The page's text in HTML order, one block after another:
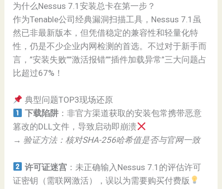
为什么Nessus 7.1安装总卡在第一步？
作为Tenable公司经典漏洞扫描工具，Nessus 7.1虽
然已非最新版本，但凭借稳定的兼容性和轻量化特
性，仍是不少企业内网检测的首选。不过对于新手而
言，”安装失败””激活报错””插件加载异常”三大问题占
比超过67%！
典型问题TOP3现场还原
下载陷阱：非官方渠道获取的安装包常携带恶意
篡改的DLL文件，导致启动即崩溃
→ 验证方法：核对SHA-256哈希值是否与官网一致
许可证迷宫：未正确输入Nessus 7.1的评估许可
证密钥（需联网激活），误以为需要购买付费版